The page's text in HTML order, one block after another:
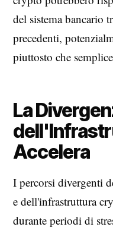
del sistema bancario
precedenti,
piuttosto che
La
Accelera
I percorsi divergenti
e dell'infrastruttura
durante periodi di